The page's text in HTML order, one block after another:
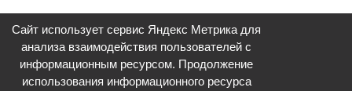
Сайт использует сервис Яндекс Метрика для
анализа взаимодействия пользователей с
информационным ресурсом. Продолжение
использования информационного ресурса